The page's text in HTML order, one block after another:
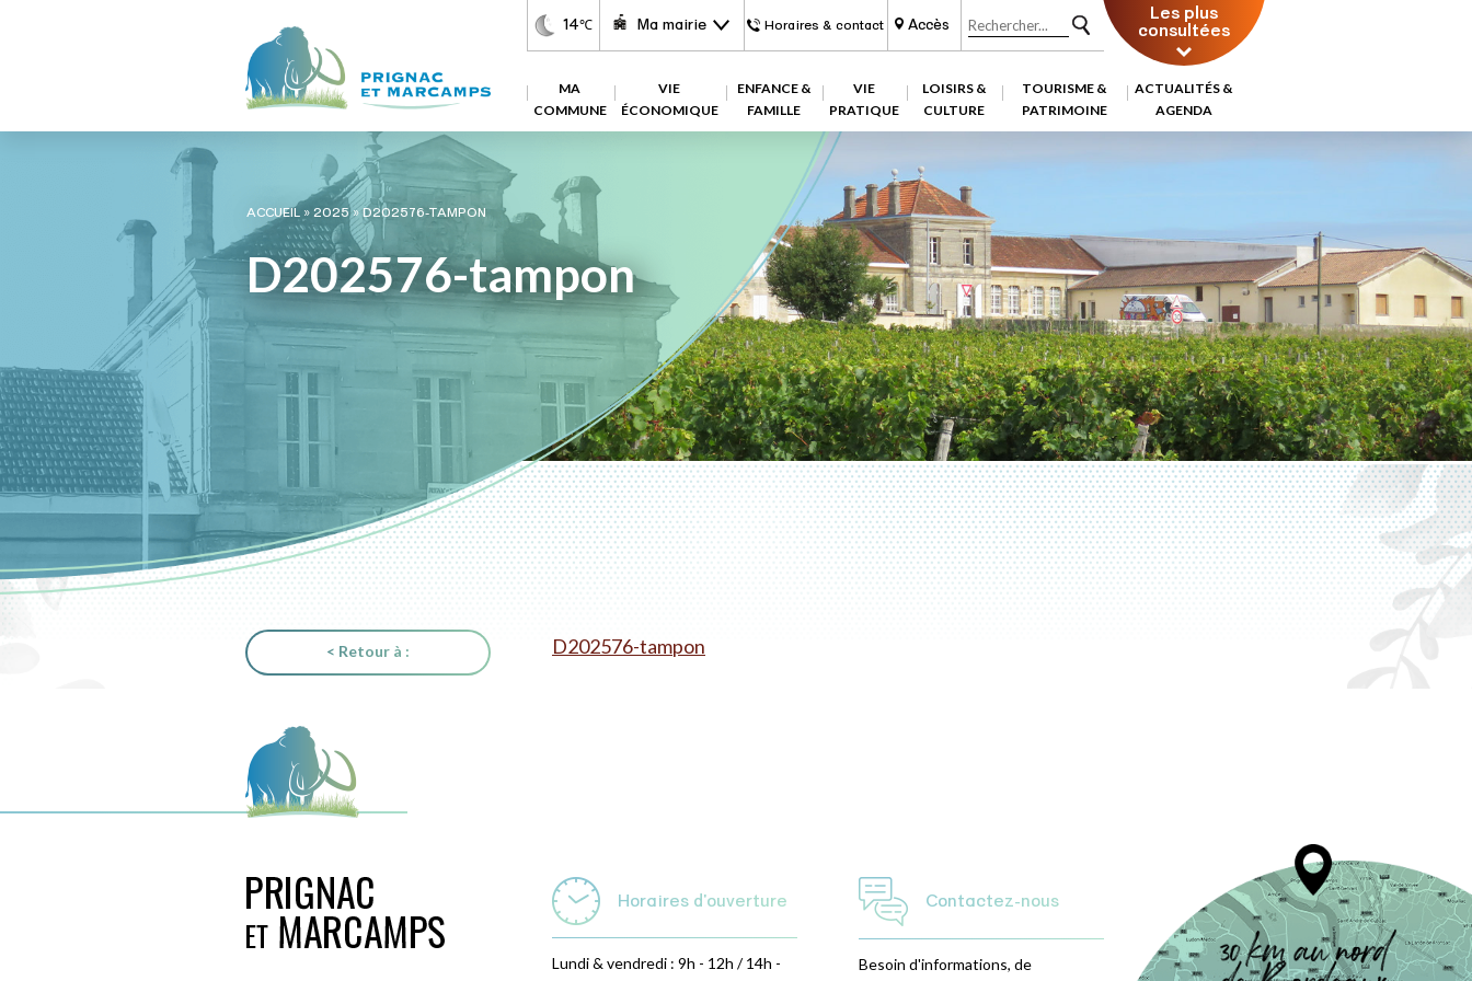
14℃ Ma mairie Horaires & contact Accès Les plus
consultées
MA
COMMUNE
VIE
ÉCONOMIQUE
ENFANCE &
FAMILLE
VIE
PRATIQUE
LOISIRS &
CULTURE
TOURISME &
PATRIMOINE
ACTUALITÉS &
AGENDA
ACCUEIL»2025»D202576-TAMPON
D202576-tampon
< Retour à : D202576-tampon
Horaires d'ouverture
Lundi & vendredi : 9h - 12h / 14h -
Contactez-nous
Besoin d'informations, de